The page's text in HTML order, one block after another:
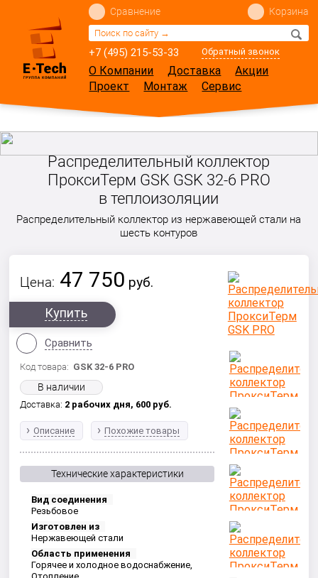
+7 (495) 215-53-33 Обратный звонок
Сравнение Корзина
О Компании Доставка
Акции
Проект
Монтаж Сервис
Распределительный коллектор
ПроксиТерм GSK GSK 32-6 PRO
в теплоизоляции
Распределительный коллектор из нержавеющей стали на
шесть контуров
Цена: 47 750 руб.
Купить
Сравнить
Код товара: GSK 32-6 PRO
В наличии
Доставка: 2 рабочих дня, 600 руб.
Описание Похожие товары
Технические характеристики
Вид соединения
Резьбовое
Изготовлен из
Нержавеющей стали
Область применения
Горячее и холодное водоснабжение,